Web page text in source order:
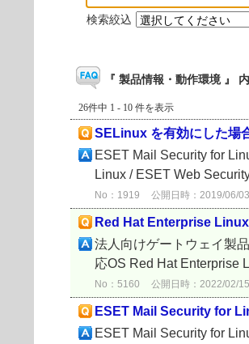
検索絞込
『 製品情報・動作環境 』
26件中 1 - 10 件を表示
SELinux を有効にした場
ESET Mail Security for
Linux / ESET Web
No：1919 公開日時：2019/06/
Red Hat Enterprise
法人向けゲートウェイ製
応OS Red Hat Enterprise
No：5160 公開日時：2022/02/
ESET Mail Security for
ESET Mail Security for